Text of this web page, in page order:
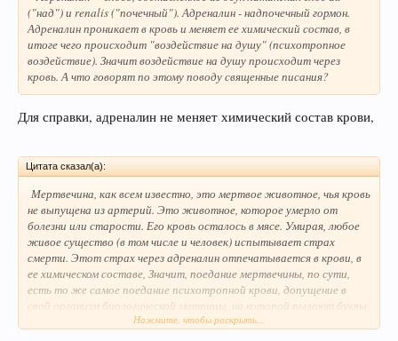
("над") и renalis ("почечный"). Адреналин - надпочечный гормон.
Адреналин проникает в кровь и меняет ее химический состав, в
итоге чего происходит "воздействие на душу" (психотропное
воздействие). Значит воздействие на душу происходит через
кровь. А что говорят по этому поводу священные писания?
Для справки, адреналин не меняет химический состав крови,
Цитата сказал(а):
Мертвечина, как всем известно, это мертвое животное, чья кровь
не выпущена из артерий. Это животное, которое умерло от
болезни или старости. Его кровь осталось в мясе. Умирая, любое
живое существо (в том числе и человек) испытывает страх
смерти. Этот страх через адреналин отпечатывается в крови, в
ее химическом составе, Значит, поедание мертвечины, по сути,
есть то же самое поедание психотропной крови, допущение в
свой организм биологической матрицы, на которой пылают буквы
Нажмите, чтобы раскрыть...